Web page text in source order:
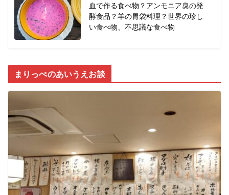
血で作る食べ物？アンモニア臭の発
酵食品？羊の胃袋料理？世界の珍し
い食べ物、不思議な食べ物
まりっぺのあいうえお談